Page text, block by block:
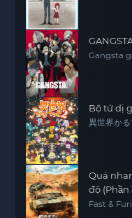
Gangsta
Bộ tứ dị
異世界か
Quá
độ (Phần
Fast &